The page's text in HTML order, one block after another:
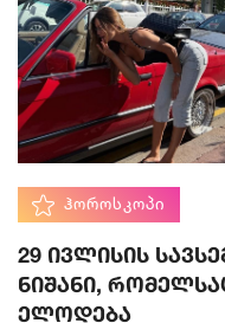
ᲰᲝᲠᲝᲡᲙᲝᲞᲘ
29 ივლისის
ნიშანი,
ელოდება